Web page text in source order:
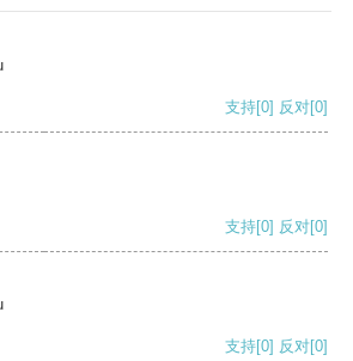
支持[0] 反对[0]
支持[0] 反对[0]
支持[0] 反对[0]